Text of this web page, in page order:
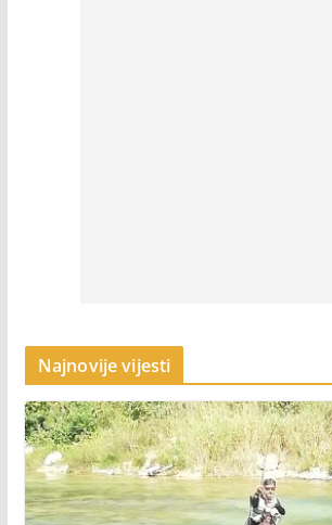
Najnovije vijesti